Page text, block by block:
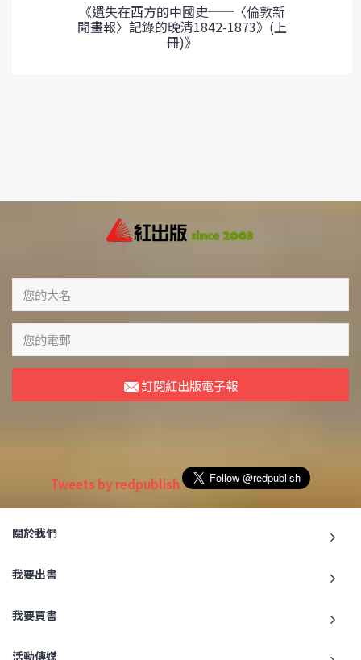
《遺失在西方的中國史──〈倫敦新
聞畫報〉記錄的晚清1842-1873》(上
冊)》
訂閱紅出版電子報
Tweets by redpublish
關於我們
我要出書
我要買書
活動傳媒